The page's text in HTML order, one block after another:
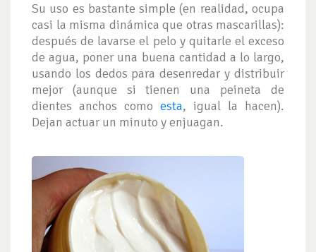
Su uso es bastante simple (en realidad, ocupa
casi la misma dinámica que otras mascarillas):
después de lavarse el pelo y quitarle el exceso
de agua, poner una buena cantidad a lo largo,
usando los dedos para desenredar y distribuir
mejor (aunque si tienen una peineta de
dientes anchos como esta, igual la hacen).
Dejan actuar un minuto y enjuagan.